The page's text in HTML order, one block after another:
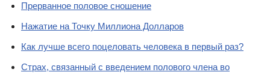
Прерванное половое сношение
Нажатие на Точку Миллиона Долларов
Как лучше всего поцеловать человека в первый раз?
Страх, связанный с введением полового члена во